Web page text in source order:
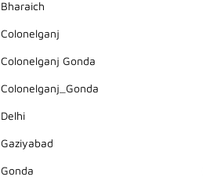
Bharaich
Colonelganj
Colonelganj Gonda
Colonelganj_Gonda
Delhi
Gaziyabad
Gonda